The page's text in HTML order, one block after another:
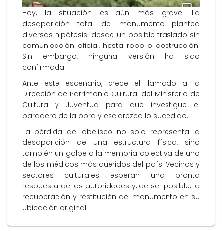
Hoy, la situación es aún más grave. La
desaparición total del monumento plantea
diversas hipótesis: desde un posible traslado sin
comunicación oficial, hasta robo o destrucción.
Sin embargo, ninguna versión ha sido
confirmada.
Ante este escenario, crece el llamado a la
Dirección de Patrimonio Cultural del Ministerio de
Cultura y Juventud para que investigue el
paradero de la obra y esclarezca lo sucedido.
La pérdida del obelisco no solo representa la
desaparición de una estructura física, sino
también un golpe a la memoria colectiva de uno
de los médicos más queridos del país. Vecinos y
sectores culturales esperan una pronta
respuesta de las autoridades y, de ser posible, la
recuperación y restitución del monumento en su
ubicación original.